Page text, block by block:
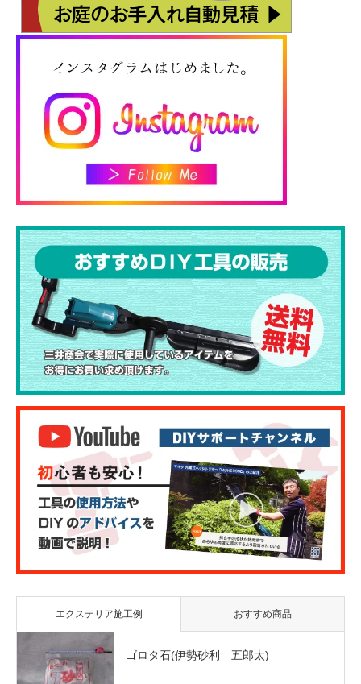
エクステリア施工例 おすすめ商品
ゴロタ石(伊勢砂利 五郎太)